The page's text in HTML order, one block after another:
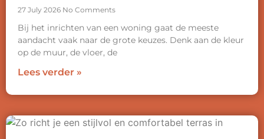
27 July 2026 No Comments
Bij het inrichten van een woning gaat de meeste
aandacht vaak naar de grote keuzes. Denk aan de kleur
op de muur, de vloer, de
Lees verder »